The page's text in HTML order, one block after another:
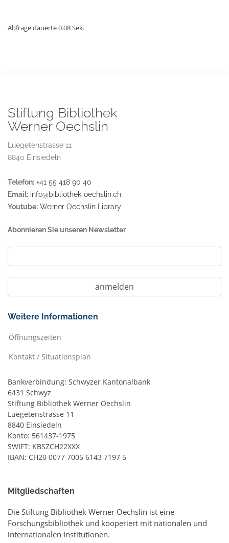
Abfrage dauerte 0.08 Sek.
Stiftung Bibliothek
Werner Oechslin
Luegetenstrasse 11
8840 Einsiedeln
Telefon: +41 55 418 90 40
Email: info@bibliothek-oechslin.ch
Youtube: Werner Oechslin Library
Abonnieren Sie unseren Newsletter
Weitere Informationen
Öffnungszeiten
Kontakt / Situationsplan
Bankverbindung: Schwyzer Kantonalbank
6431 Schwyz
Stiftung Bibliothek Werner Oechslin
Luegetenstrasse 11
8840 Einsiedeln
Konto: 561437-1975
SWIFT: KBSZCH22XXX
IBAN: CH20 0077 7005 6143 7197 5
Mitgliedschaften
Die Stiftung Bibliothek Werner Oechslin ist eine
Forschungsbibliothek und kooperiert mit nationalen und
internationalen Institutionen.